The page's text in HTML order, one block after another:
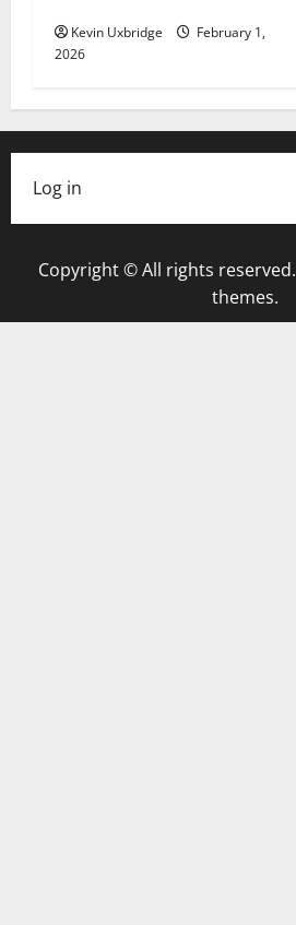
Kevin Uxbridge
February 1,
2026
Log in
Copyright © All rights reserved.
themes.